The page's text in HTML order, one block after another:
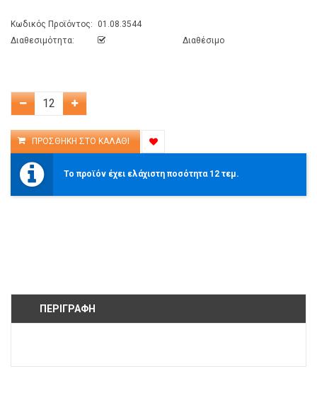
Κωδικός Προϊόντος:
01.08.3544
Διαθεσιμότητα:
Διαθέσιμο
Το προϊόν έχει ελάχιστη ποσότητα 12 τεμ.
ΠΕΡΙΓΡΑΦΉ